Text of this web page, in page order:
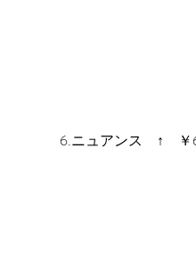
6.ニュアンス　↑　